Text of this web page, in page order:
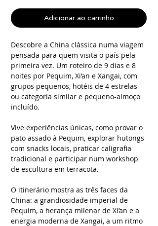
Adicionar ao carrinho
Descobre a China clássica numa viagem
pensada para quem visita o país pela
primeira vez. Um roteiro de 9 dias e 8
noites por Pequim, Xi’an e Xangai, com
grupos pequenos, hotéis de 4 estrelas
ou categoria similar e pequeno-almoço
incluído.
Vive experiências únicas, como provar o
pato assado à Pequim, explorar hutongs
com snacks locais, praticar caligrafia
tradicional e participar num workshop
de escultura em terracota.
O itinerário mostra as três faces da
China: a grandiosidade imperial de
Pequim, a herança milenar de Xi’an e a
energia moderna de Xangai, a um ritmo